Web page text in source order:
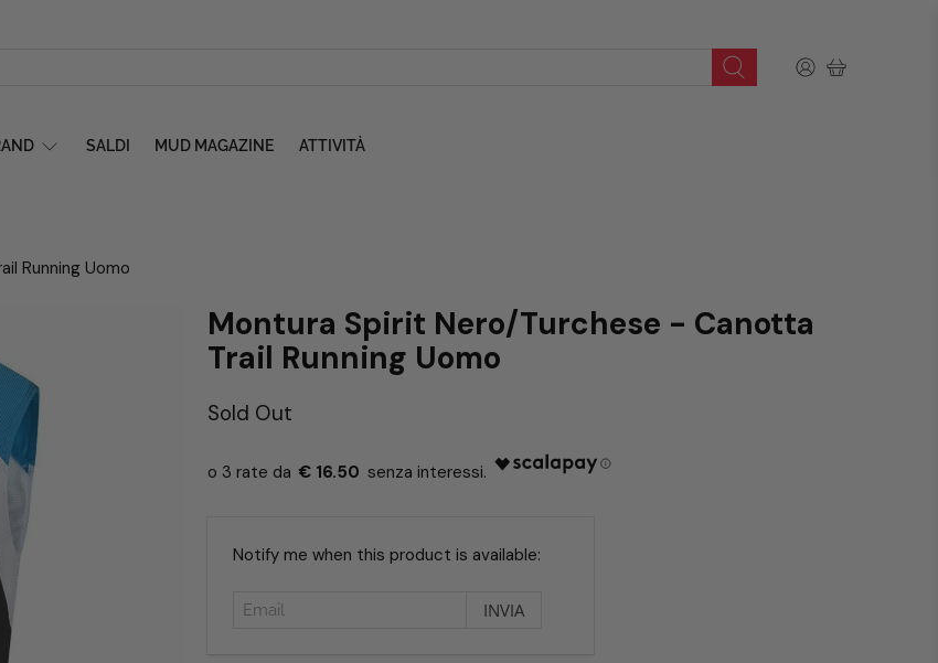
SALDI MUD MAGAZINE ATTIVITÀ
Running Uomo
Montura Spirit Nero/Turchese - Canotta
Trail Running Uomo
Sold Out
€ 16.50
Email
Notify me when this product is available: